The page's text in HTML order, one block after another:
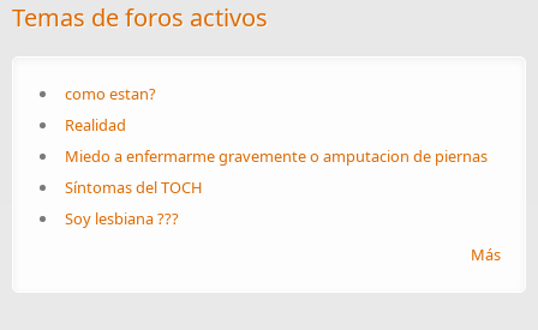
Temas de foros activos
como estan?
Realidad
Miedo a enfermarme gravemente o amputacion de piernas
Síntomas del TOCH
Soy lesbiana ???
Más